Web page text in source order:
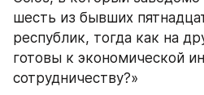
шесть из бывших
республик, тогда как на
готовы к экономической
сотрудничеству?»